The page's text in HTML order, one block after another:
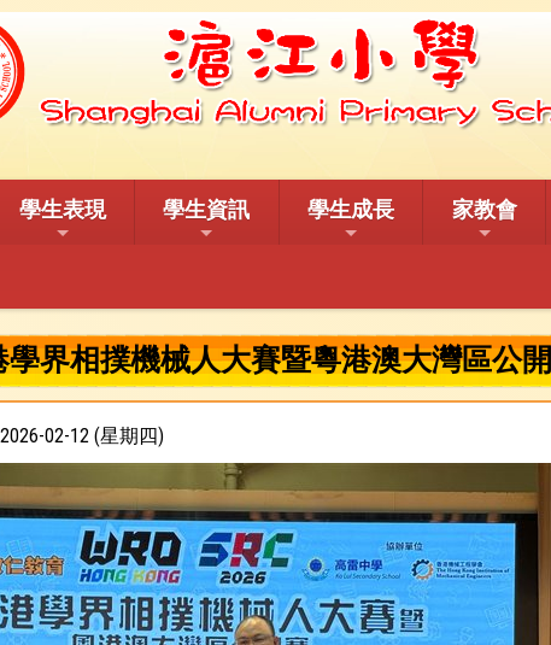
學生表現 學生資訊 學生成長 家教會
學界相撲機械人大賽暨粵港澳大灣區公
2026-02-12 (星期四)